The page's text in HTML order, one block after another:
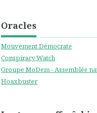
Oracles
Mouvement Démocrate
Conspiracy Watch
Groupe MoDem - Assemblée
Hoaxbuster